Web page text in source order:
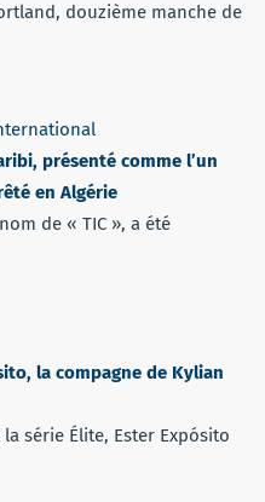
douzième manche de
présenté comme l’un
en Algérie
de « TIC », a été
la compagne de Kylian
série Élite, Ester Expósito